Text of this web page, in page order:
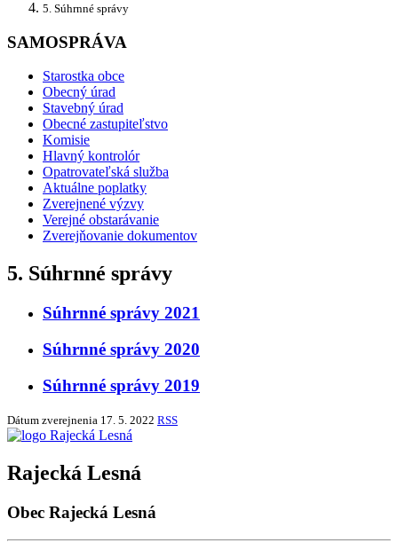
5. Súhrnné správy
SAMOSPRÁVA
Starostka obce
Obecný úrad
Stavebný úrad
Obecné zastupiteľstvo
Komisie
Hlavný kontrolór
Opatrovateľská služba
Aktuálne poplatky
Zverejnené výzvy
Verejné obstarávanie
Zverejňovanie dokumentov
5. Súhrnné správy
Súhrnné správy 2021
Súhrnné správy 2020
Súhrnné správy 2019
Dátum zverejnenia 17. 5. 2022 RSS
Rajecká Lesná
Obec Rajecká Lesná